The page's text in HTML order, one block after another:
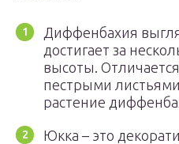
Диффенбахия
достигает за
высоты.
пестрыми
растение
Юкка – это